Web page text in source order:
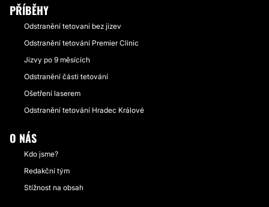
PŘÍBĚHY
Odstranění tetovani bez jizev
Odstranění tetování Premier Clinic
Jizvy po 9 měsících
Odstranění části tetování
Ošetření laserem
Odstranění tetování Hradec Králové
O NÁS
Kdo jsme?
Redakční tým
Stížnost na obsah